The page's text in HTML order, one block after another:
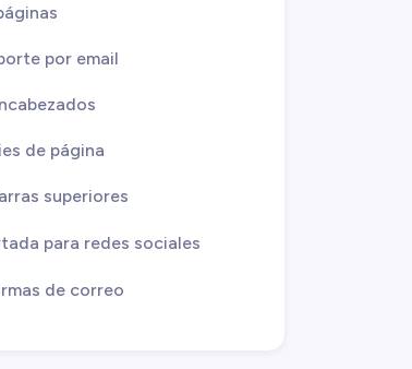
por email
de página
superiores
para redes sociales
de correo